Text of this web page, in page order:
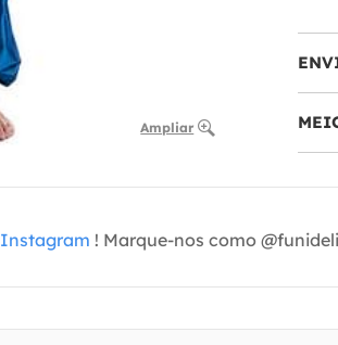
Ampliar
Instagram ! Marque-nos como